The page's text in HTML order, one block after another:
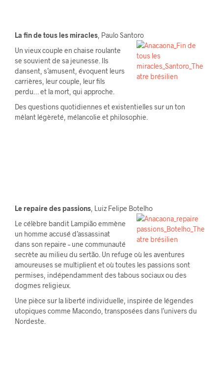
La fin de tous les miracles , Paulo Santoro
Un vieux couple en chaise roulante
se souvient de sa jeunesse. Ils
dansent, s’amusent, évoquent leurs
carrières, leur couple, leur fils
perdu… et la mort, qui approche.
Des questions quotidiennes et existentielles sur un ton
mêlant légèreté, mélancolie et philosophie.
Le repaire des passions , Luiz Felipe Botelho
Le célèbre bandit Lampião emmène
un homme accusé d’assassinat
dans son repaire – une communauté
secrète au milieu du sertão. Un refuge où les aventures
amoureuses se multiplient et où toutes les passions sont
permises, indépendamment des tabous sociaux ou des
dogmes religieux.
Une pièce sur la liberté individuelle, inspirée de légendes
utopiques comme Macondo, transposées dans l’univers du
Nordeste.